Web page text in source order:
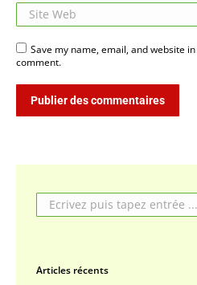
Site Web
Save my name, email, and website
comment.
Publier des commentaires
Search:
Articles récents